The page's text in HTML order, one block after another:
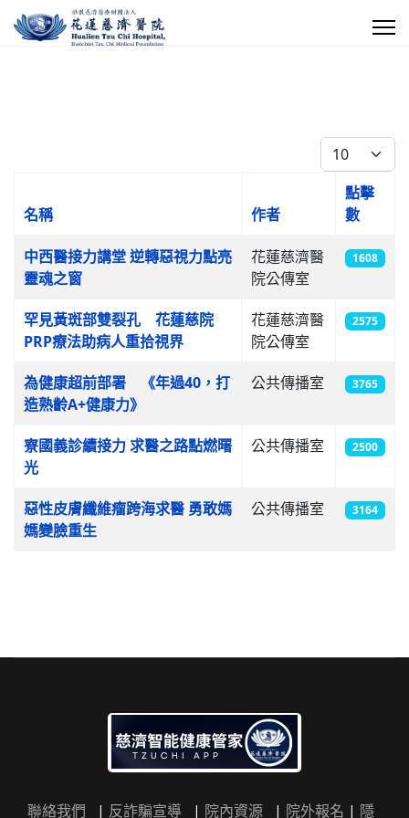
每頁顯示條數
文章列表
名稱 作者
點擊
數
中西醫接力講堂 逆轉惡視力點亮
靈魂之窗
花蓮慈濟醫
院公傳室
1608
罕見黃斑部雙裂孔 花蓮慈院
PRP療法助病人重拾視界
花蓮慈濟醫
院公傳室
2575
為健康超前部署 《年過40，打
造熟齡A+健康力》
公共傳播室 3765
寮國義診續接力 求醫之路點燃曙
光
公共傳播室 2500
惡性皮膚纖維瘤跨海求醫 勇敢媽
媽變臉重生
公共傳播室 3164
聯絡我們 | 反詐騙宣導 | 院內資源 | 院外報名 | 隱